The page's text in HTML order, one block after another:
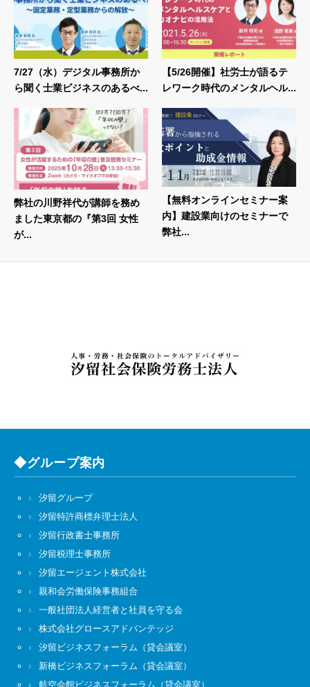
7/27（水）デジタル事務所か
ら聞く士業ビジネスのあるべ...
【5/26開催】社労士が語るテ
レワーク時代のメンタルヘル...
弊社の川野祥代が講師を務め
ました東京都の『第3回 女性
が...
【無料オンラインセミナー案
内】建設業向けのセミナーで
弊社...
◆グループ案内
汐留グループ
汐留特許商標弁理士法人
汐留行政書士事務所
汐留税理士事務所
汐留エージェント株式会社
親和会労働保険事務組合
一般社団法人経営者と社員を守る会
株式会社グロースアドバンテッジ
汐留ビジネスフォーラム（貸会議室）
新橋ビジネスフォーラム（貸会議室）
航空会館ビジネスフォーラム（貸会議室）